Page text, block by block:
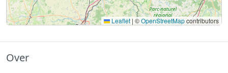
Leaflet | ©OpenStreetMapcontributors
Over